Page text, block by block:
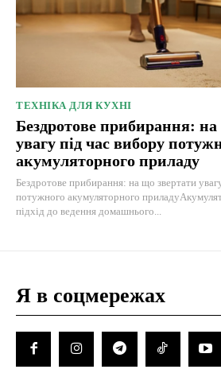
ТЕХНІКА ДЛЯ КУХНІ
Бездротове прибирання: на
увагу під час вибору
акумуляторного приладу
Бездротове прибирання: на що звертати
потужного акумуляторного
підхід до ведення домашнього...
Я в соцмережах